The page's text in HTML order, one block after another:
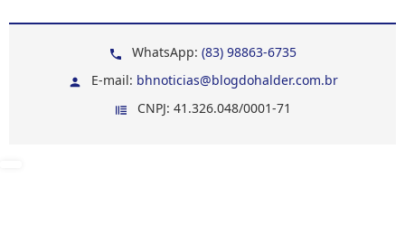
WhatsApp: (83) 98863-6735
E-mail: bhnoticias@blogdohalder.com.br
CNPJ: 41.326.048/0001-71